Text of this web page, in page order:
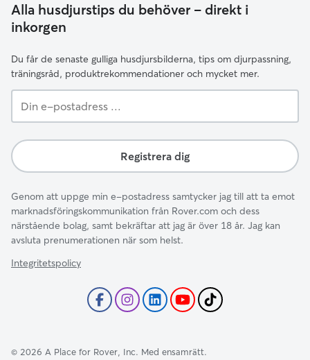
Alla husdjurstips du behöver – direkt i
inkorgen
Du får de senaste gulliga husdjursbilderna, tips om djurpassning,
träningsråd, produktrekommendationer och mycket mer.
e-
...
Registrera dig
Genom att uppge min e-postadress samtycker jag till att ta emot
marknadsföringskommunikation från Rover.com och dess
närstående bolag, samt bekräftar att jag är över 18 år. Jag kan
avsluta prenumerationen när som helst.
Integritetspolicy
© 2026 A Place for Rover, Inc. Med ensamrätt.